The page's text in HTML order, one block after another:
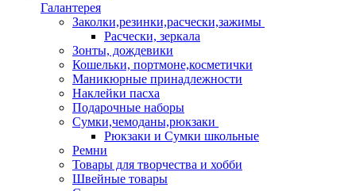
Галантерея
Заколки,резинки,расчески,зажимы
Расчески, зеркала
Зонты, дождевики
Кошельки, портмоне,косметички
Маникюрные принадлежности
Наклейки пасха
Подарочные наборы
Сумки,чемоданы,рюкзаки
Рюкзаки и Сумки школьные
Ремни
Товары для творчества и хобби
Швейные товары